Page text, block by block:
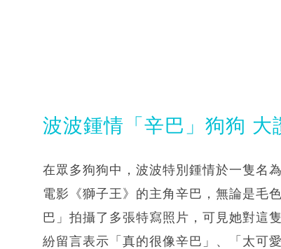
波波鍾情「辛巴」狗狗 大
在眾多狗狗中，波波特別鍾情於一隻名
電影《獅子王》的主角辛巴，無論是毛
巴」拍攝了多張特寫照片，可見她對這
紛留言表示「真的很像辛巴」、「太可愛